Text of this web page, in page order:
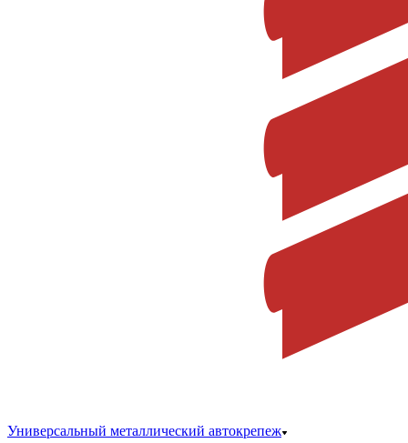
Универсальный металлический автокрепеж